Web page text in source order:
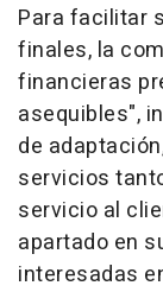
Para facilitar
finales, la
financieras
asequibles",
de
servicios
servicio al
apartado en
interesadas